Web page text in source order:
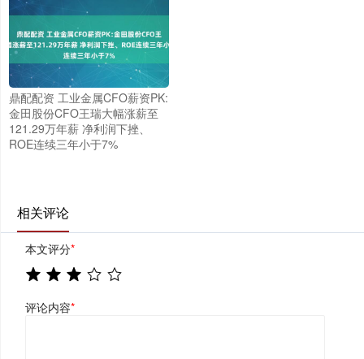
鼎配配资 工业金属CFO薪资PK:
金田股份CFO王瑞大幅涨薪至
121.29万年薪 净利润下挫、
ROE连续三年小于7%
相关评论
本文评分*
评论内容*